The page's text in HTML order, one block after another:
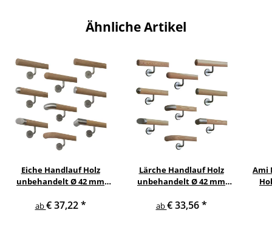
Ähnliche Artikel
Eiche Handlauf Holz
unbehandelt Ø 42 mm
Edelstahlhalter und
ab€ 37,22*
Lärche Handlauf Holz
unbehandelt Ø 42 mm
Edelstahlhalter und
ab€ 33,56*
Ami